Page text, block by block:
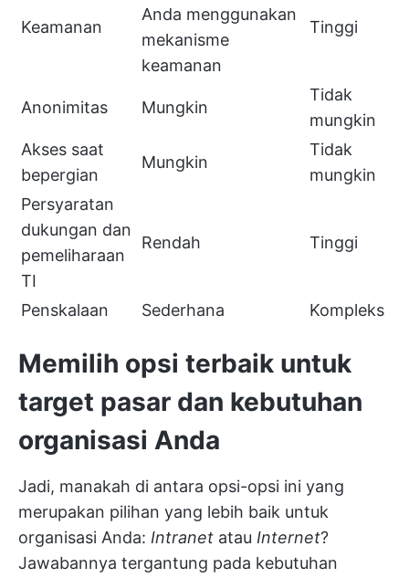
Keamanan
Anda menggunakan
mekanisme
keamanan
Tinggi
Anonimitas Mungkin
Tidak
mungkin
Akses saat
bepergian
Mungkin
Tidak
mungkin
Persyaratan
dukungan dan
pemeliharaan
TI
Rendah Tinggi
Penskalaan Sederhana Kompleks
Memilih opsi terbaik untuk
target pasar dan kebutuhan
organisasi Anda
Jadi, manakah di antara opsi-opsi ini yang
merupakan pilihan yang lebih baik untuk
organisasi Anda: Intranet atau Internet?
Jawabannya tergantung pada kebutuhan